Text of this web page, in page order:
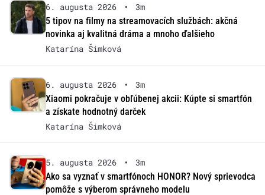
6. augusta 2026 •
3m
5 tipov na filmy na streamovacích službách: akčná
novinka aj kvalitná dráma a mnoho ďalšieho
Katarína Šimková
6. augusta 2026 •
3m
Xiaomi pokračuje v obľúbenej akcii: Kúpte si smartfón
a získate hodnotný darček
Katarína Šimková
5. augusta 2026 •
3m
Ako sa vyznať v smartfónoch HONOR? Nový sprievodca
pomôže s výberom správneho modelu